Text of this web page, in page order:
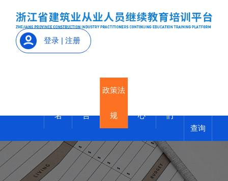
登录 | 注册
名 告
政策法
规 心 们
查询